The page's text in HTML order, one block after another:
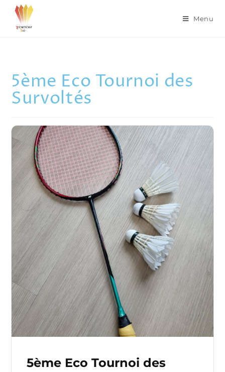
Menu
5ème Eco Tournoi des
Survoltés
5ème Eco Tournoi des